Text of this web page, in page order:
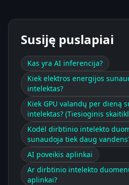
Susiję puslapiai
Kas yra AI inferencija?
Kiek elektros energijos
intelektas?
Kiek GPU valandų per dieną
intelektas? (Tiesioginis
Kodėl dirbtinio intelekto
sunaudoja tiek daug
AI poveikis aplinkai
Ar dirbtinio intelekto
aplinkai?